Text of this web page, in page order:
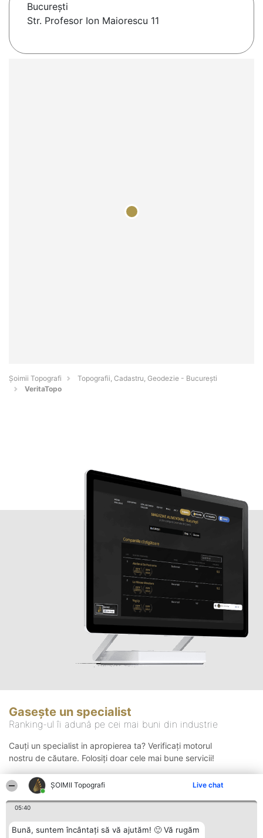
ȘOIMII Topografi Live chat
05:40
Bună, suntem încântați să vă ajutăm! 🙂 Vă rugăm
Bucureşti
Str. Profesor Ion Maiorescu 11
Șoimii Topografi
Topografii, Cadastru, Geodezie - Bucureşti
VeritaTopo
Gasește un specialist
Ranking-ul îi adună pe cei mai buni din industrie
Cauți un specialist in apropierea ta? Verificați motorul
nostru de căutare. Folosiți doar cele mai bune servicii!